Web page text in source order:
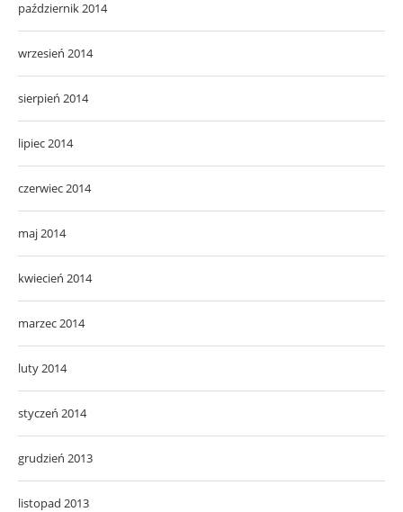
październik 2014
wrzesień 2014
sierpień 2014
lipiec 2014
czerwiec 2014
maj 2014
kwiecień 2014
marzec 2014
luty 2014
styczeń 2014
grudzień 2013
listopad 2013